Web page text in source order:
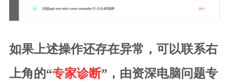
如果上述操作还存在异常，可以联系右
上角的“专家诊断”，由资深电脑问题专